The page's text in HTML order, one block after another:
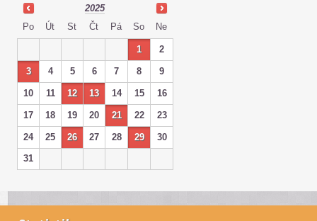
2025
Po
Út St Čt Pá So Ne
1 2
3 4 5 6 7 8 9
10 11 12 13 14 15 16
17 18 19 20 21 22 23
24 25 26 27 28 29
30
31